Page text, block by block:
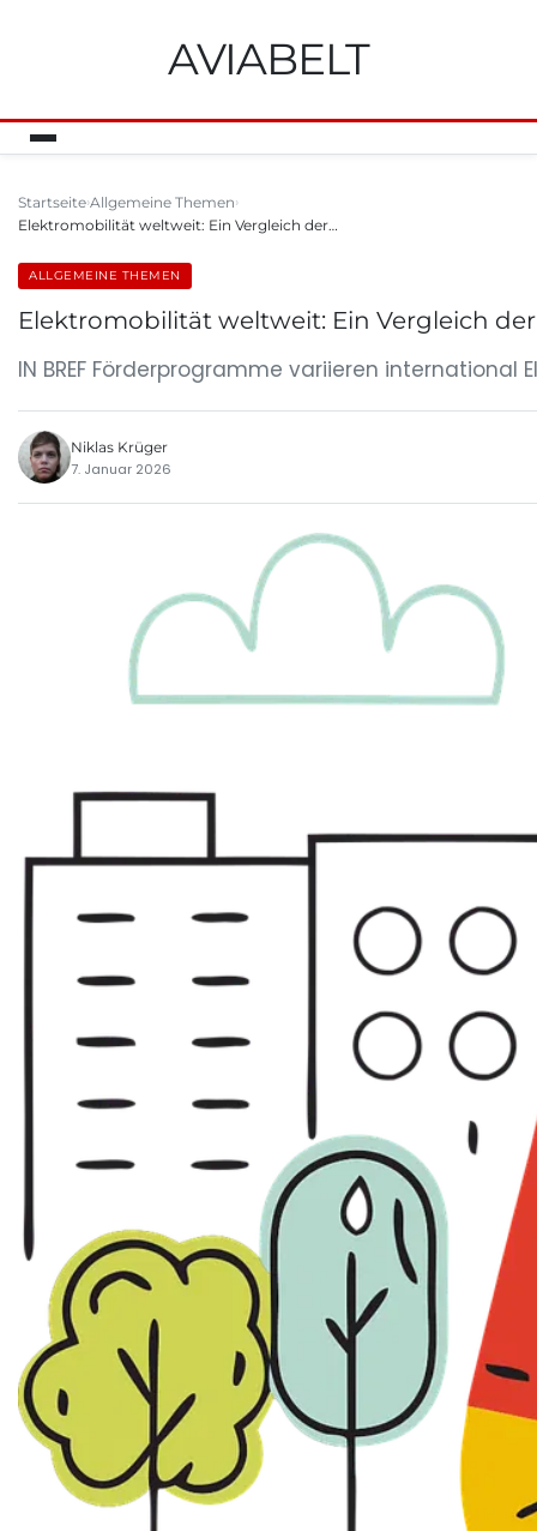
AVIABELT
Startseite Allgemeine Themen
Elektromobilität weltweit: Ein Vergleich der…
ALLGEMEINE THEMEN
Elektromobilität weltweit: Ein Vergleich
IN BREF Förderprogramme variieren
Niklas Krüger
7. Januar 2026